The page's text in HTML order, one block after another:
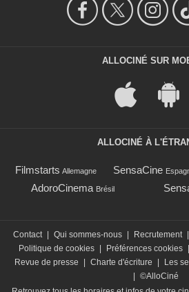
ALLOCINÉ SUR
ALLOCINÉ À
Filmstarts Allemagne SensaCine
AdoroCinema Brésil
Contact | Qui sommes-nous | Recrutement |
Politique de cookies | Préférences cookies |
Revue de presse
| Charte d'écriture | Les
| ©AlloCiné